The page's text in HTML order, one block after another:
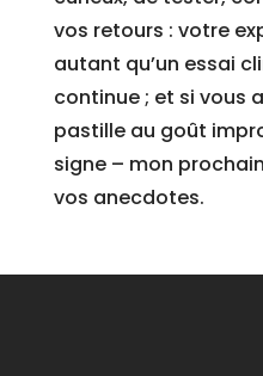
vos retours : votre
autant qu’un essai
continue ; et si vous
pastille au goût
signe – mon
vos anecdotes.